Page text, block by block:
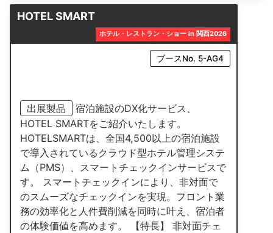
HOTEL SMART
ホテル・レストラン・ショー in 関西2026
ブースNo. 5-AG4
出展製品
宿泊施設のDX化サービス、
HOTEL SMARTをご紹介いたします。
HOTELSMARTは、全国4,500以上の宿泊施設
で導入されているクラウド型ホテル管理システ
ム（PMS）、スマートチェックインサービスで
す。 スマートチェックインにより、非対面で
のスムーズなチェックインを実現。フロント業
務の効率化と人件費削減を同時に叶え、宿泊者
の体験価値を高めます。 【特長】 非対面チェ